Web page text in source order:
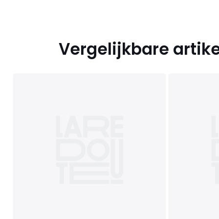
Vergelijkbare